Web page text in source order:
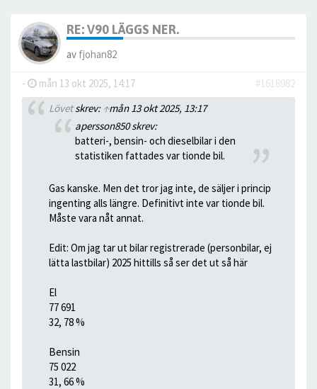
RE: V90 LÄGGS NER.
av fjohan82
- mån 13 okt 2025, 14:17
#1618982
Lövetskrev: ↑mån 13 okt 2025, 13:17
apersson850 skrev:
batteri-, bensin- och dieselbilar i den
statistiken fattades var tionde bil.
Gas kanske. Men det tror jag inte, de säljer i princip
ingenting alls längre. Definitivt inte var tionde bil.
Måste vara nåt annat.
Edit: Om jag tar ut bilar registrerade (personbilar, ej
lätta lastbilar) 2025 hittills så ser det ut så här
El
77 691
32, 78 %
Bensin
75 022
31, 66 %